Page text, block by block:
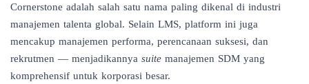
Cornerstone adalah salah satu nama paling dikenal di industri
manajemen talenta global. Selain LMS, platform ini juga
mencakup manajemen performa, perencanaan suksesi, dan
rekrutmen — menjadikannya suite manajemen SDM yang
komprehensif untuk korporasi besar.